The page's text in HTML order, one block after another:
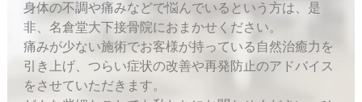
身体の不調や痛みなどで悩んでいるという方は、是
非、名倉堂大下接骨院におまかせください。
痛みが少ない施術でお客様が持っている自然治癒力を
引き上げ、つらい症状の改善や再発防止のアドバイス
をさせていただきます。